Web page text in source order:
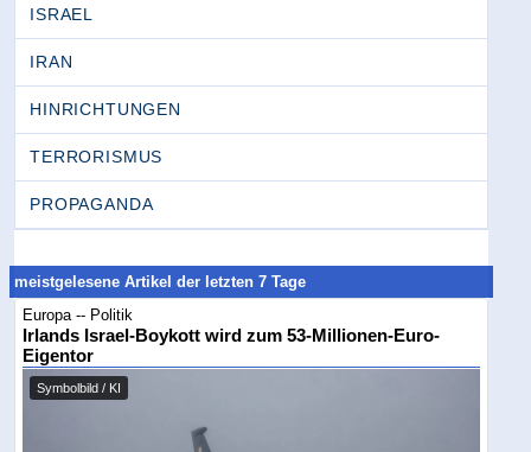
ISRAEL
IRAN
HINRICHTUNGEN
TERRORISMUS
PROPAGANDA
meistgelesene Artikel der letzten 7 Tage
Europa -- Politik
Irlands Israel-Boykott wird zum 53-Millionen-Euro-
Eigentor
Symbolbild / KI